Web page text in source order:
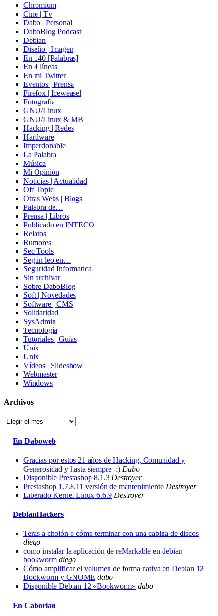
Chromium
Cine | Tv
Dabo | Personal
DaboBlog Podcast
Debian
Diseño | Imagen
En 140 [Palabras]
En 4 líneas
En mi Twitter
Eventos | Prensa
Firefox | Iceweasel
Fotografía
GNU/Linux
GNU/Linux & MB
Hacking | Redes
Hardware
Imperdonable
La Palabra
Música
Mi Opinión
Noticias | Actualidad
Off Topic
Otras Webs | Blogs
Palabra de…
Prensa | Libros
Publicado en INTECO
Relatos
Rumores
Sec Tools
Según leo en…
Seguridad Informatica
Sin archivar
Sobre DaboBlog
Soft | Novedades
Software | CMS
Solidaridad
SysAdmin
Tecnología
Tutoriales | Guías
Unix
Unix
Vídeos | Slideshow
Webmaster
Windows
Archivos
Archivos
En Daboweb
Gracias por estos 21 años de Hacking, Comunidad y
Generosidad y hasta siempre -;) Dabo
Disponible Prestashop 8.1.3 Destroyer
Prestashop 1.7.8.11 versión de mantenimiento Destroyer
Liberado Kernel Linux 6.6.9 Destroyer
DebianHackers
Teras a cholón o cómo terminar con una cabina de discos
diego
como instalar la aplicación de reMarkable en debian
bookworm diego
Cómo amplificar el volumen de forma nativa en Debian 12
Bookworm y GNOME dabo
Disponible Debian 12 «Bookworm» dabo
En Caborian